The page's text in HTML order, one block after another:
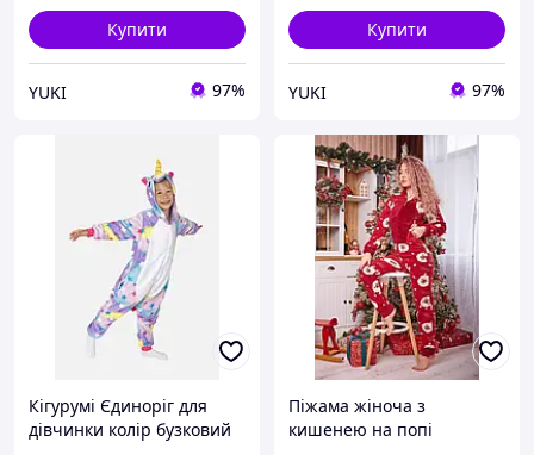
Купити
YUKI 97%
Купити
YUKI 97%
Кігурумі Єдиноріг для
дівчинки колір бузковий
Піжама жіноча з
кишенею на попі